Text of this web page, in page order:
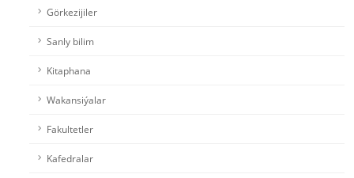
Görkezijiler
Sanly bilim
Kitaphana
Wakansiýalar
Fakultetler
Kafedralar